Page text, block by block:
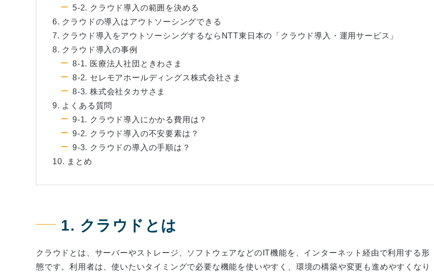
5-2. クラウド導入の範囲を決める
6. クラウドの導入はアウトソーシングできる
7. クラウド導入をアウトソーシングするならNTT東日本の「クラウド導入・運用サービス」
8. クラウド導入の事例
8-1. 医療法人社団ときわさま
8-2. セレモアホールディングス株式会社さま
8-3. 株式会社タカサさま
9. よくある質問
9-1. クラウド導入にかかる費用は？
9-2. クラウド導入の不安要素は？
9-3. クラウドの導入の手順は？
10. まとめ
1. クラウドとは
クラウドとは、サーバーやストレージ、ソフトウェアなどのIT機能を、インターネット経由で利用する形
態です。利用者は、使いたいタイミングで必要な機能を使いやすく、環境の構築や変更も進めやすくなり